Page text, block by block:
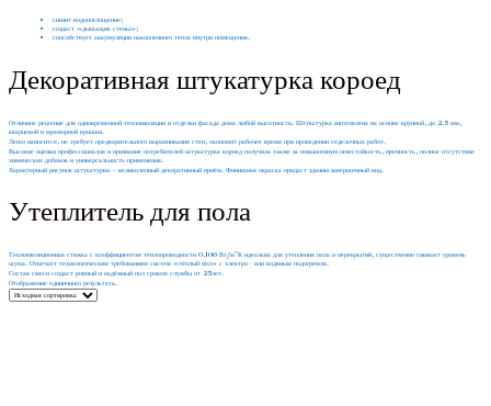
снизит водопоглощение;
создаст «дышащие стены»;
способствует аккумуляции накопленного тепла внутри помещения.
Декоративная штукатурка короед
Отличное решение для одновременной теплоизоляции и отделки фасада дома любой высотности. Штукатурка изготовлена на основе крупной, до 2.5 мм,
кварцевой и мраморной крошки.
Легко наносится, не требует предварительного выравнивания стен, экономит рабочее время при проведении отделочных работ.
Высокие оценки профессионалов и признание потребителей штукатурка короед получила также за повышенную огнестойкость, прочность, полное отсутствие
химических добавок и универсальность применения.
Характерный рисунок штукатурки – великолепный декоративный приём. Финишная окраска придаст зданию завершенный вид.
Утеплитель для пола
Теплоизоляционная стяжка с коэффициентом теплопроводности 0,106 Вт/мºК идеальна для утепления пола и перекрытий, существенно снижает уровень
шума. Отвечает технологическим требованиям систем «тёплый пол» с электро- или водяным подогревом.
Состав смеси создаст ровный и надёжный пол сроком службы от 25лет.
Отображение единичного результата.